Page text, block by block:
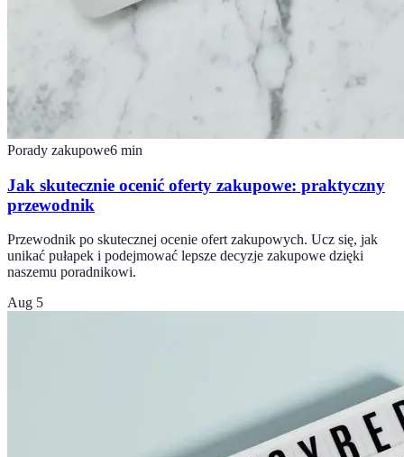
Porady zakupowe6 min
Jak skutecznie ocenić oferty zakupowe: praktyczny
przewodnik
Przewodnik po skutecznej ocenie ofert zakupowych. Ucz się, jak
unikać pułapek i podejmować lepsze decyzje zakupowe dzięki
naszemu poradnikowi.
Aug 5